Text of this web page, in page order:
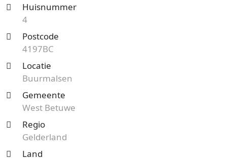
Huisnummer
4
Postcode
4197BC
Locatie
Buurmalsen
Gemeente
West Betuwe
Regio
Gelderland
Land